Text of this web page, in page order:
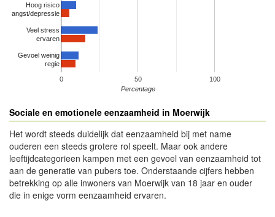
0 50 100
Hoog risico
angst/depressie
Veel stress
ervaren
Gevoel weinig
regie
Percentage
Sociale en emotionele eenzaamheid in Moerwijk
Het wordt steeds duidelijk dat eenzaamheid bij met name
ouderen een steeds grotere rol speelt. Maar ook andere
leeftijdcategorieen kampen met een gevoel van eenzaamheid tot
aan de generatie van pubers toe. Onderstaande cijfers hebben
betrekking op alle inwoners van Moerwijk van 18 jaar en ouder
die in enige vorm eenzaamheid ervaren.